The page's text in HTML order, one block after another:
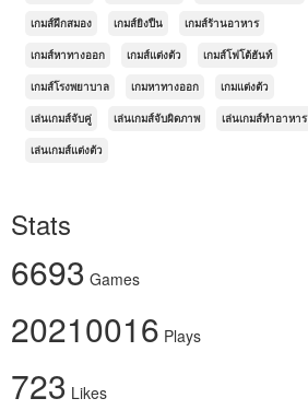
เกมส์ฝึกสมอง เกมส์ยิงปืน เกมส์ร้านอาหาร
เกมส์หาทางออก เกมส์แต่งตัว เกมส์โฟโต้ฮันท์
เกมส์โรงพยาบาล เกมหาทางออก เกมแต่งตัว
เล่นเกมส์จับคู่ เล่นเกมส์จับผิดภาพ เล่นเกมส์ทำอาหาร
เล่นเกมส์แต่งตัว
Stats
6693 Games
20210016 Plays
723 Likes